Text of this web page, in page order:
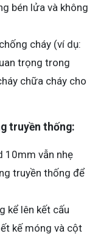
bén lửa và không
cháy (ví dụ:
trọng trong
chữa cháy cho
truyền thống:
10mm vẫn nhẹ
truyền thống để
kể lên kết cấu
kế móng và cột